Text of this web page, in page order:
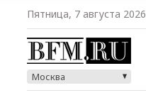
Пятница, 7 августа 2026
Москва